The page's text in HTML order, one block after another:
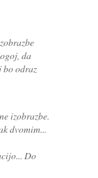
da
bo odraz
izobrazbe.
dvomim...
Do